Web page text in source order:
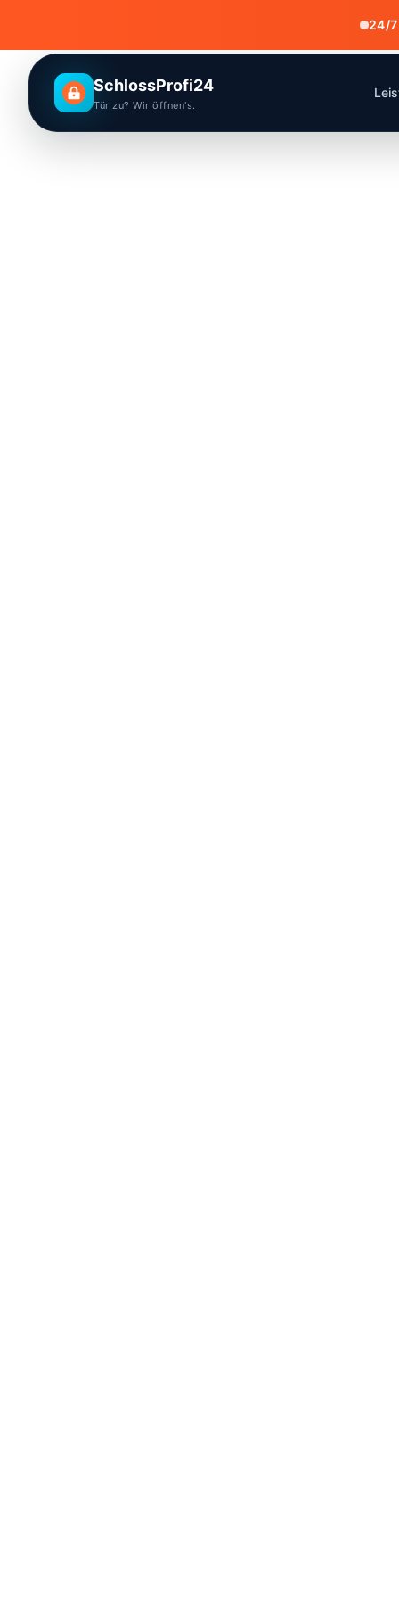
24/
SchlossProfi24
Tür zu? Wir öffnen's.